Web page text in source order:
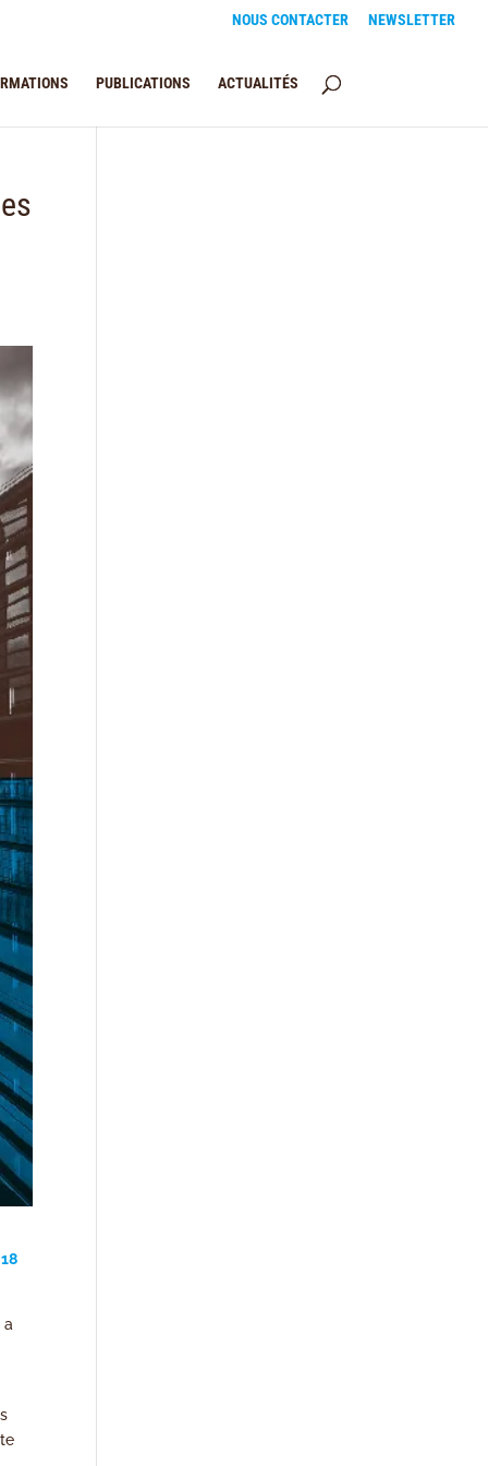
NOUS CONTACTER NEWSLETTER
PUBLICATIONS ACTUALITÉS
a